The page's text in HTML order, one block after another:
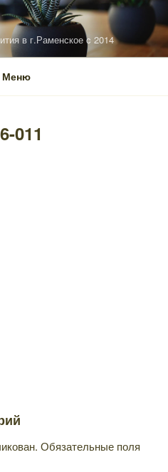
в г.Раменское c 2014
Меню
011
Обязательные поля